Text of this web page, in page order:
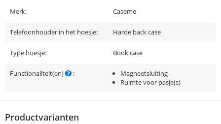
Merk: Caseme
Telefoonhouder in het hoesje: Harde back case
Type hoesje: Book case
Functionaliteit(en) :
Magneetsluiting
Ruimte voor pasje(s)
Productvarianten